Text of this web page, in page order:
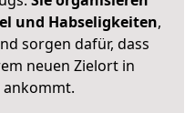
und Habseligkeiten,
sorgen dafür, dass
neuen Zielort in
ankommt.